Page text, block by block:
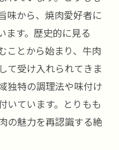
立てるタレ選び
体験談
黒川駅周辺の焼肉
肉店リスト
選び方
ニューの違い
味から、焼肉愛好者に
ます。歴史的に見る
ことから始まり、牛肉
て受け入れられてきま
独特の調理法や味付け
いています。とりもも
の魅力を再認識する絶